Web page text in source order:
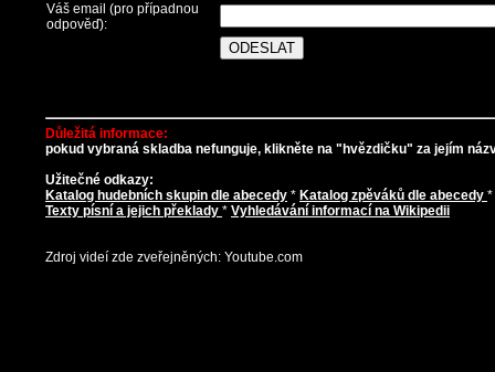
Váš email (pro případnou
odpověď):
Důležitá informace:
pokud vybraná skladba nefunguje, klikněte na "hvězdičku" za jejím
Užitečné odkazy:
Katalog hudebních skupin dle abecedy * Katalog zpěváků dle abecedy *
Texty písní a jejich překlady * Vyhledávání informací na Wikipedii
Zdroj videí zde zveřejněných: Youtube.com